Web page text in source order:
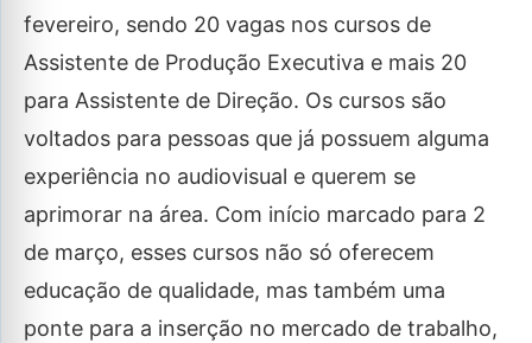
fevereiro, sendo 20 vagas nos cursos de
Assistente de Produção Executiva e mais 20
para Assistente de Direção. Os cursos são
voltados para pessoas que já possuem alguma
experiência no audiovisual e querem se
aprimorar na área. Com início marcado para 2
de março, esses cursos não só oferecem
educação de qualidade, mas também uma
ponte para a inserção no mercado de trabalho,